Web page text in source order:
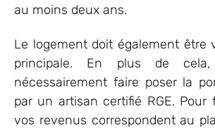
au moins deux ans.
Le logement doit également être
principale. En plus de
nécessairement faire poser la
par un artisan certifié RGE. Pour
vos revenus correspondent au